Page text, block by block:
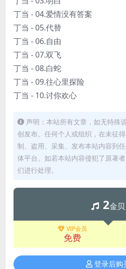
丁当 - 04.爱情没有答案
丁当 - 05.代替
丁当 - 06.自由
丁当 - 07.双飞
丁当 - 08.白蛇
丁当 - 09.往心里探险
丁当 - 10.讨你欢心
声明：本站所有文章，如无特殊
创发布。任何个人或组织，在未征
制、盗用、采集、发布本站内容到
体平台。如若本站内容侵犯了原著
们进行处理。
2金贝
VIP会员
免费
登录后购